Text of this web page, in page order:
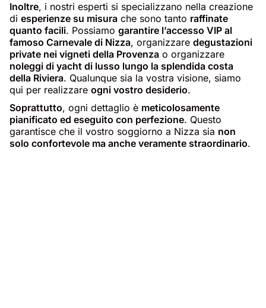
Inoltre, i nostri esperti si specializzano nella creazione
di esperienze su misura che sono tanto raffinate
quanto facili. Possiamo garantire l’accesso VIP al
famoso Carnevale di Nizza, organizzare degustazioni
private nei vigneti della Provenza o organizzare
noleggi di yacht di lusso lungo la splendida costa
della Riviera. Qualunque sia la vostra visione, siamo
qui per realizzare ogni vostro desiderio.
Soprattutto, ogni dettaglio è meticolosamente
pianificato ed eseguito con perfezione. Questo
garantisce che il vostro soggiorno a Nizza sia non
solo confortevole ma anche veramente straordinario.